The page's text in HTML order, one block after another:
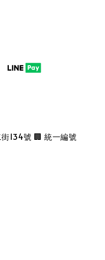
134號 🏢 統一編號